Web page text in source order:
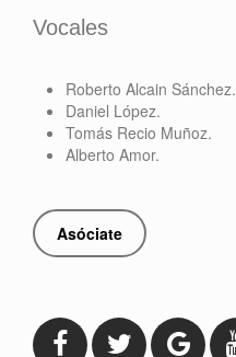
Vocales
Roberto Alcain Sánchez.
Daniel López.
Tomás Recio Muñoz.
Alberto Amor.
Asóciate